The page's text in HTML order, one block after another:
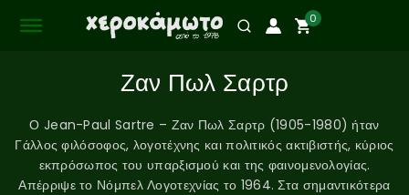
0
Ζαν Πωλ Σαρτρ
Ο Jean-Paul Sartre – Ζαν Πωλ Σαρτρ (1905-1980) ήταν
Γάλλος φιλόσοφος, λογοτέχνης και πολιτικός ακτιβιστής, κύριος
εκπρόσωπος του υπαρξισμού και της φαινομενολογίας.
Απέρριψε το Νόμπελ Λογοτεχνίας το 1964. Στα σημαντικότερα